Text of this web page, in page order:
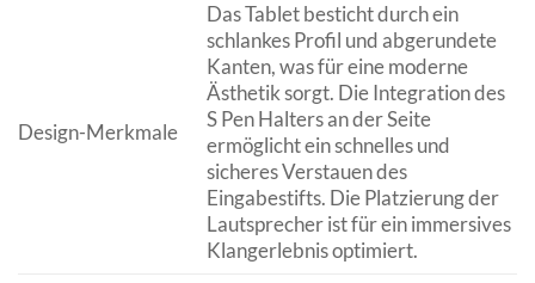
Design-Merkmale
Das Tablet besticht durch ein
schlankes Profil und abgerundete
Kanten, was für eine moderne
Ästhetik sorgt. Die Integration des
S Pen Halters an der Seite
ermöglicht ein schnelles und
sicheres Verstauen des
Eingabestifts. Die Platzierung der
Lautsprecher ist für ein immersives
Klangerlebnis optimiert.